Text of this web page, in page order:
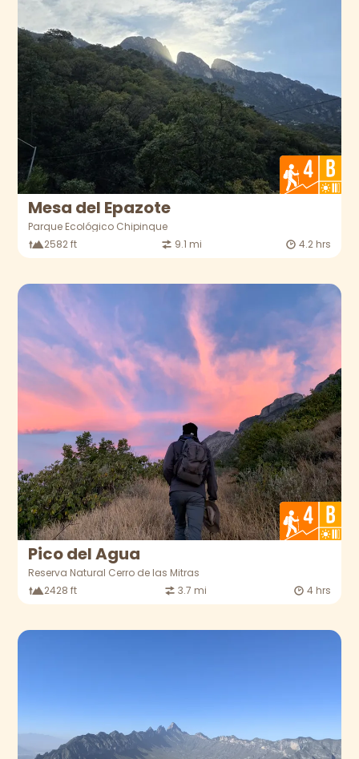
Mesa del Epazote
Parque Ecológico Chipinque
2582 ft
9.1 mi 4.2 hrs
Pico del Agua
Reserva Natural Cerro de las Mitras
2428 ft
3.7 mi 4 hrs